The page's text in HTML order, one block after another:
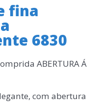
fina
6830
ABERTURA Á
com abertura